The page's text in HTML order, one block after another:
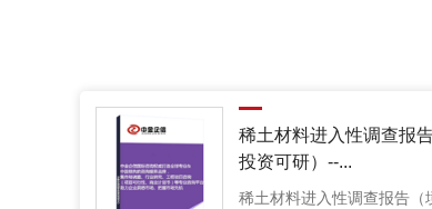
稀土材料进入性调查报
投资可研）--...
稀土材料进入性调查报告（